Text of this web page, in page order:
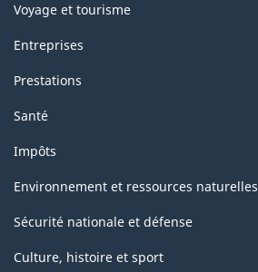
Voyage et tourisme
Entreprises
Prestations
Santé
Impôts
Environnement et ressources naturelles
Sécurité nationale et défense
Culture, histoire et sport